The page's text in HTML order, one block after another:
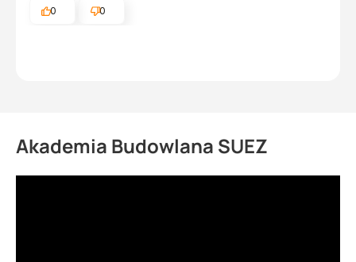
0
0
Akademia Budowlana SUEZ